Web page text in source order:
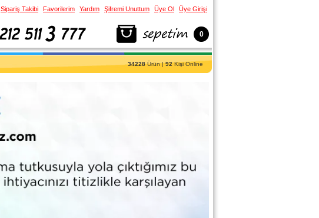
34228Ürün |92Kişi Online
Sipariş Takibi Favorilerim Yardım Şifremi Unuttum Üye Ol Üye Girişi
0